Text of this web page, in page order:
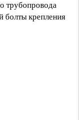
трубопровода
болты крепления